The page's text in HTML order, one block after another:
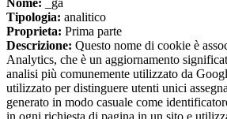
Nome: _ga
Tipologia: analitico
Proprieta: Prima parte
Descrizione: Questo nome di cookie è
Analytics, che è un aggiornamento
analisi più comunemente utilizzato da
utilizzato per distinguere utenti unici
generato in modo casuale come
in ogni richiesta di pagina in un sito e